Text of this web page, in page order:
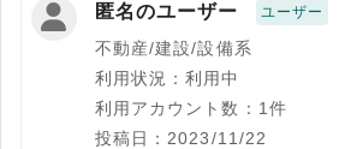
匿名のユーザー ユーザー
不動産/建設/設備系
利用状況：利用中
利用アカウント数：1件
投稿日：2023/11/22